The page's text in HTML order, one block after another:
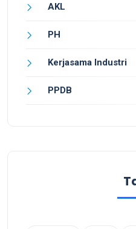
AKL
PH
Kerjasama Industri
PPDB